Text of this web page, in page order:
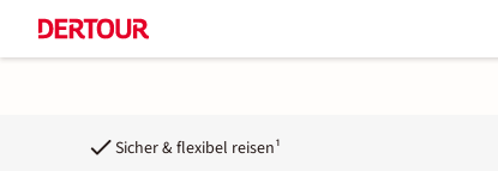
Sicher & flexibel reisen¹